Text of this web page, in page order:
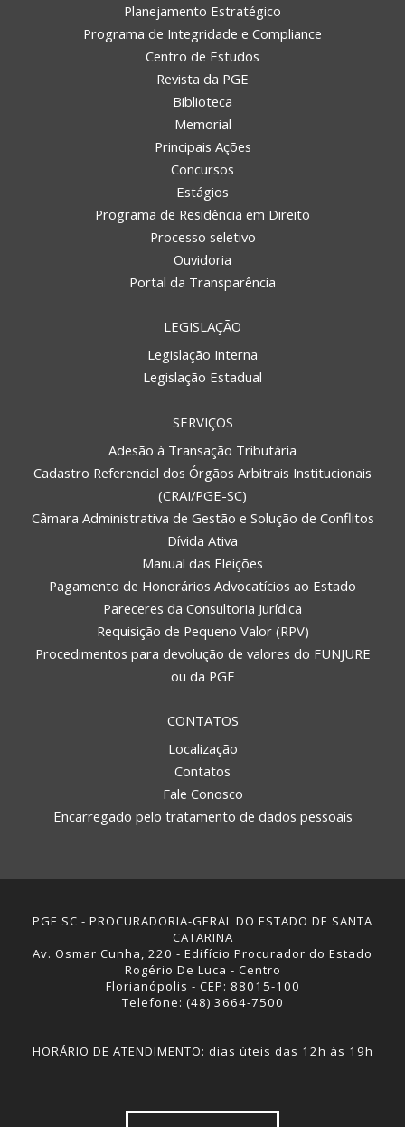
Planejamento Estratégico
Programa de Integridade e Compliance
Centro de Estudos
Revista da PGE
Biblioteca
Memorial
Principais Ações
Concursos
Estágios
Programa de Residência em Direito
Processo seletivo
Ouvidoria
Portal da Transparência
LEGISLAÇÃO
Legislação Interna
Legislação Estadual
SERVIÇOS
Adesão à Transação Tributária
Cadastro Referencial dos Órgãos Arbitrais Institucionais
(CRAI/PGE-SC)
Câmara Administrativa de Gestão e Solução de Conflitos
Dívida Ativa
Manual das Eleições
Pagamento de Honorários Advocatícios ao Estado
Pareceres da Consultoria Jurídica
Requisição de Pequeno Valor (RPV)
Procedimentos para devolução de valores do FUNJURE
ou da PGE
CONTATOS
Localização
Contatos
Fale Conosco
Encarregado pelo tratamento de dados pessoais
PGE SC - PROCURADORIA-GERAL DO ESTADO DE SANTA
CATARINA
Av. Osmar Cunha, 220 - Edifício Procurador do Estado
Rogério De Luca - Centro
Florianópolis - CEP: 88015-100
Telefone: (48) 3664-7500
HORÁRIO DE ATENDIMENTO: dias úteis das 12h às 19h